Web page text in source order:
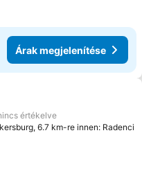
Árak megjelenítése
a kedvencekhez
értékelve
6.7 km-re innen: Radenci